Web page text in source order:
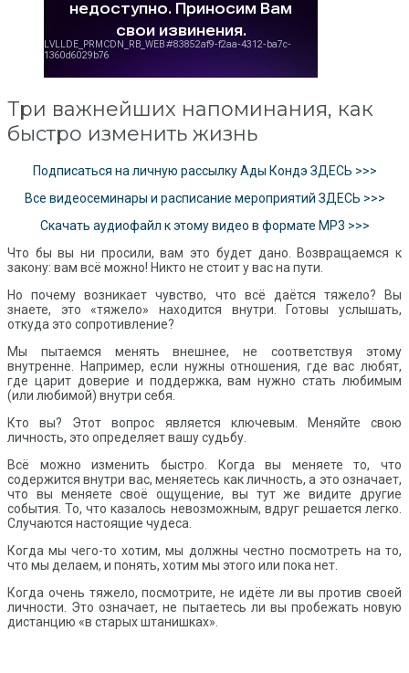
Три важнейших напоминания, как
быстро изменить жизнь
Подписаться на личную рассылку Ады Кондэ ЗДЕСЬ >>>
Все видеосеминары и расписание мероприятий ЗДЕСЬ >>>
Скачать аудиофайл к этому видео в формате MP3 >>>
Что бы вы ни просили, вам это будет дано. Возвращаемся к
закону: вам всё можно! Никто не стоит у вас на пути.
Но почему возникает чувство, что всё даётся тяжело? Вы
знаете, это «тяжело» находится внутри. Готовы услышать,
откуда это сопротивление?
Мы пытаемся менять внешнее, не соответствуя этому
внутренне. Например, если нужны отношения, где вас любят,
где царит доверие и поддержка, вам нужно стать любимым
(или любимой) внутри себя.
Кто вы? Этот вопрос является ключевым. Меняйте свою
личность, это определяет вашу судьбу.
Всё можно изменить быстро. Когда вы меняете то, что
содержится внутри вас, меняетесь как личность, а это означает,
что вы меняете своё ощущение, вы тут же видите другие
события. То, что казалось невозможным, вдруг решается легко.
Случаются настоящие чудеса.
Когда мы чего-то хотим, мы должны честно посмотреть на то,
что мы делаем, и понять, хотим мы этого или пока нет.
Когда очень тяжело, посмотрите, не идёте ли вы против своей
личности. Это означает, не пытаетесь ли вы пробежать новую
дистанцию «в старых штанишках».